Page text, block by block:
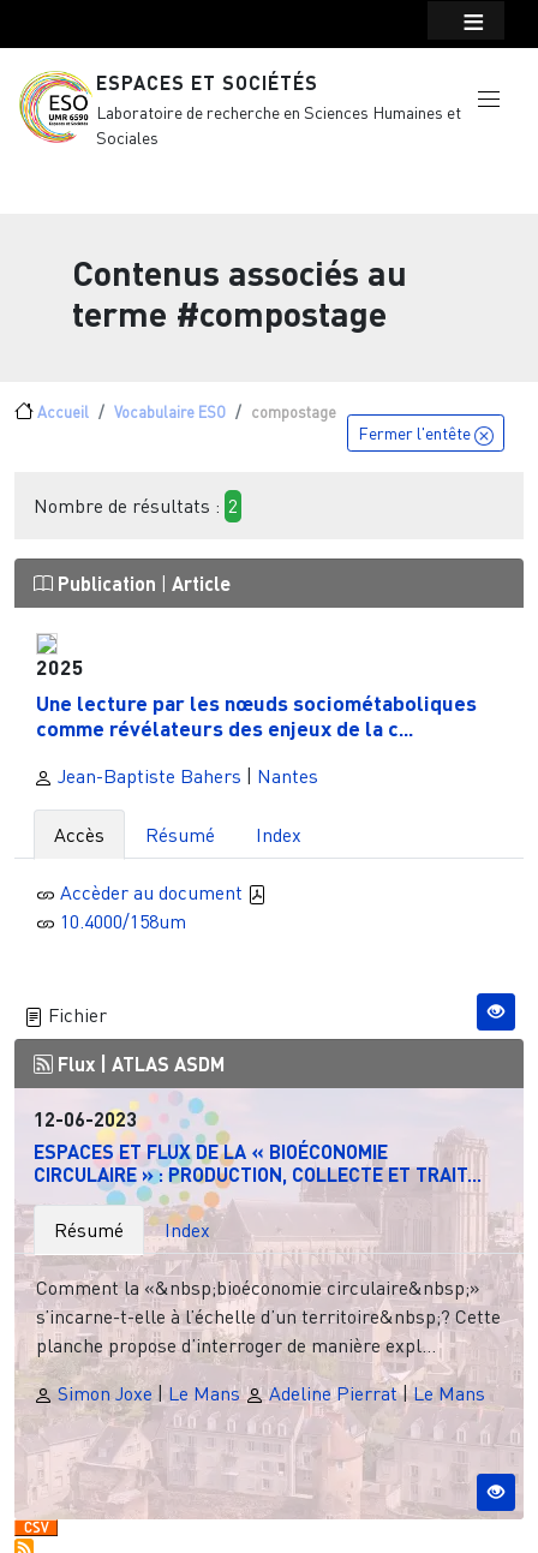
ESPACES ET SOCIÉTÉS
Laboratoire de recherche en Sciences Humaines et
Sociales
Contenus associés au
terme #compostage
Fil d'Ariane
Accueil Vocabulaire ESO compostage
Fermer l'entête
Nombre de résultats : 2
Publication Article
2025
Une lecture par les nœuds sociométaboliques
comme révélateurs des enjeux de la c...
Jean-Baptiste Bahers Nantes
Accès Résumé Index
Accèder au document
10.4000/158um
Fichier
Flux | ATLAS ASDM
12-06-2023
ESPACES ET FLUX DE LA « BIOÉCONOMIE
CIRCULAIRE » : PRODUCTION, COLLECTE ET TRAIT...
Résumé Index
Comment la «&nbsp;bioéconomie circulaire&nbsp;»
s’incarne-t-elle à l’échelle d’un territoire&nbsp;? Cette
planche propose d’interroger de manière expl...
Simon Joxe
Le Mans Adeline Pierrat|Le Mans